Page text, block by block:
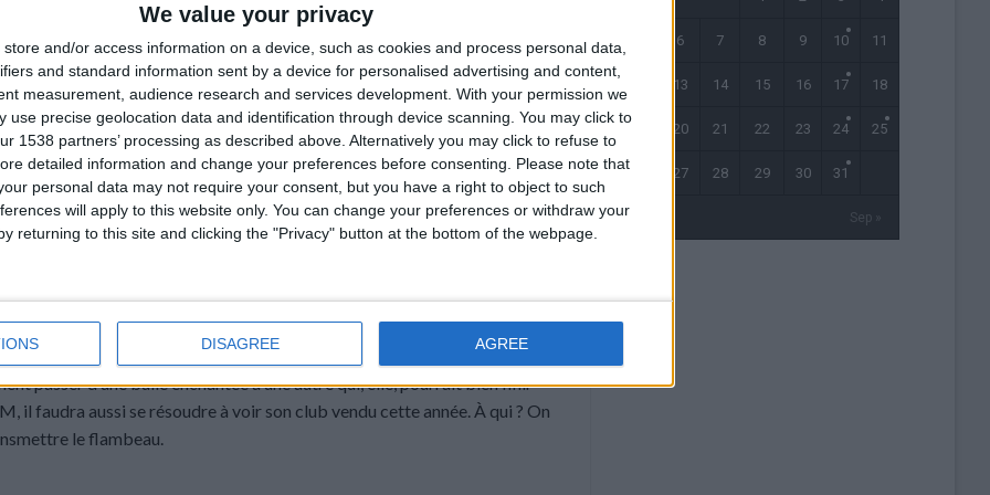
We value your privacy
store and/or access information on a device, such as cookies and process personal data,
and standard information sent by a device for personalised advertising and content,
measurement, audience research and services development. With your permission we
use precise geolocation data and identification through device scanning. You may click to
1538 partners’ processing as described above. Alternatively you may click to refuse to
detailed information and change your preferences before consenting.
Please note that
personal data may not require your consent, but you have a right to object to such
will apply to this website only. You can change your preferences or withdraw your
returning to this site and clicking the "Privacy" button at the bottom of the webpage.
DISAGREE AGREE
retour.
stade olympique, lundi, celui de Barcelone, où des Monégasques aux
remporter un trophée. Ce n’était qu’un seul match, amical, d’une
provoqué la première étincelle d’une saison que l’on espère
feux d’artifice. Car cette année, l’AS Monaco va devenir centenaire
de la plus belle des façons. Il y aura la Ligue des champions, où l’on
celui qui a donné au club de la Principauté ses lettres de noblesse,
la tâche d’Adi Hütter et de ses hommes, et elle commence ce samedi,
ne sont jamais très loin. C’est le lot de tout supporter.
Ligue 1 et du quotidien sont revenus pleine balle dans les têtes des
belle affluence ce samedi, pour beaucoup, voir son équipe de cœur
passer d’une bulle enchantée à une autre qui, elle, pourrait bien finir
il faudra aussi se résoudre à voir son club vendu cette année. À qui ? On
le flambeau.
Sep »
6 7 8 9 10 11
13 14 15 16 17 18
20 21 22 23 24 25
27 28 29 30 31